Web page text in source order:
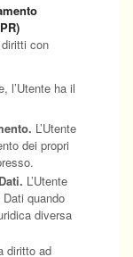
con
l’Utente ha il
L’Utente
dei propri
L’Utente
quando
diversa
diritto ad